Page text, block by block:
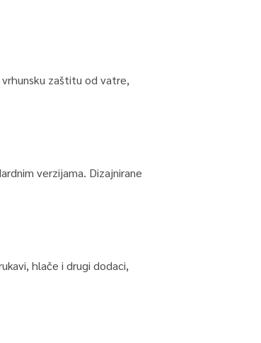
zaštitu od vatre,
verzijama. Dizajnirane
hlače i drugi dodaci,